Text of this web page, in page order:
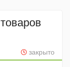
закрыто